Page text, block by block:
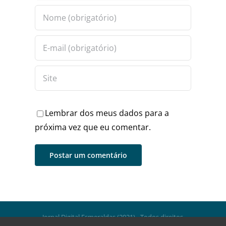
Lembrar dos meus dados para a
próxima vez que eu comentar.
Jornal Digital Esmeraldas (2021) - Todos direitos